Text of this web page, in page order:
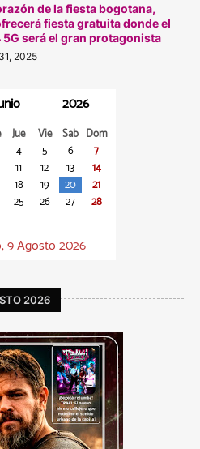
de la fiesta bogotana,
fiesta gratuita donde el
5G será el gran protagonista
2025
2026
Jue Vie Sab Dom
4 5 6
7
11 12 13
14
18 19 20
21
25 26 27
28
9 Agosto 2026
2026